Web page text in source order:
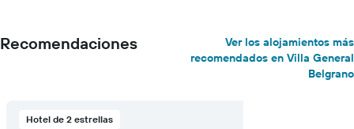
Recomendaciones
Ver los alojamientos más
recomendados en Villa General
Belgrano
Hotel de 2 estrellas